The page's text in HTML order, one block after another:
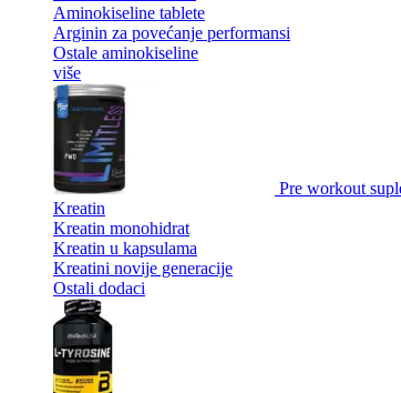
Aminokiseline tablete
Arginin za povećanje performansi
Ostale aminokiseline
više
Pre workout
Kreatin
Kreatin monohidrat
Kreatin u kapsulama
Kreatini novije generacije
Ostali dodaci